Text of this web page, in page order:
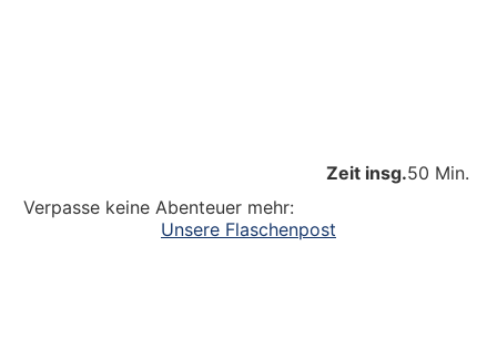
Zeit insg.50 Min.
Verpasse keine Abenteuer mehr:
Unsere Flaschenpost